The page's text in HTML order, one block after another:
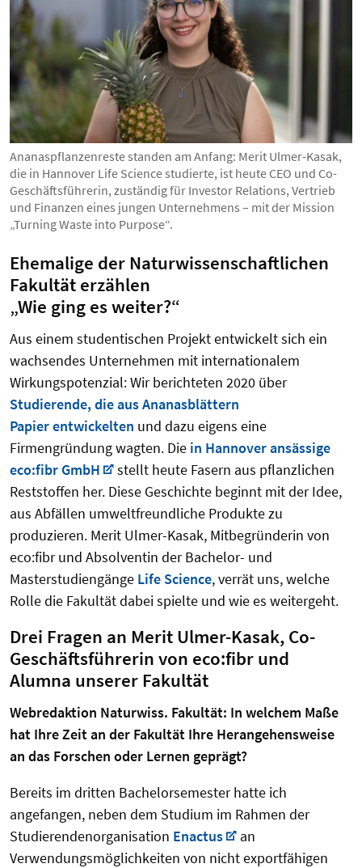
Ananaspflanzenreste standen am Anfang: Merit Ulmer-Kasak,
die in Hannover Life Science studierte, ist heute CEO und Co-
Geschäftsführerin, zuständig für Investor Relations, Vertrieb
und Finanzen eines jungen Unternehmens – mit der Mission
„Turning Waste into Purpose“.
Ehemalige der Naturwissenschaftlichen
Fakultät erzählen
„Wie ging es weiter?“
Aus einem studentischen Projekt entwickelt sich ein
wachsendes Unternehmen mit internationalem
Wirkungspotenzial: Wir berichteten 2020 über
Studierende, die aus Ananasblättern
Papier entwickelten und dazu eigens eine
Firmengründung wagten. Die in Hannover ansässige
eco:fibr GmbH
stellt heute Fasern aus pflanzlichen
Reststoffen her. Diese Geschichte beginnt mit der Idee,
aus Abfällen umweltfreundliche Produkte zu
produzieren. Merit Ulmer-Kasak, Mitbegründerin von
eco:fibr und Absolventin der Bachelor- und
Masterstudiengänge Life Science, verrät uns, welche
Rolle die Fakultät dabei spielte und wie es weitergeht.
Drei Fragen an Merit Ulmer-Kasak, Co-
Geschäftsführerin von eco:fibr und
Alumna unserer Fakultät
Webredaktion Naturwiss. Fakultät: In welchem Maße
hat Ihre Zeit an der Fakultät Ihre Herangehensweise
an das Forschen oder Lernen geprägt?
Bereits im dritten Bachelorsemester hatte ich
angefangen, neben dem Studium im Rahmen der
Studierendenorganisation Enactus
an
Verwendungsmöglichkeiten von nicht exportfähigen